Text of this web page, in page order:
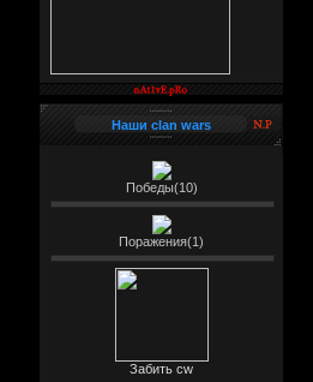
Наши clan wars
Победы(10)
Поражения(1)
Забить cw